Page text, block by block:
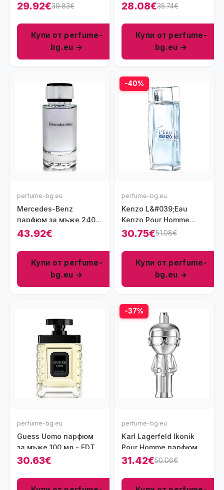
мл - EDT
29.92€39.83€
Купи от perfume-
bg.eu →
парфюм за мъже 60 мл
28.08€35.74€
Купи от perfume-
bg.eu →
perfume-bg.eu
Mercedes-Benz
парфюм за мъже 240
мл - EDT
43.92€
Купи от perfume-
bg.eu →
-40%
perfume-bg.eu
Kenzo L&#039;Eau
Kenzo Pour Homme
Hyper Wave парфюм за
30.75€51.08€
Купи от perfume-
bg.eu →
perfume-bg.eu
Guess Uomo парфюм
за мъже 100 мл - EDT
30.63€
-37%
perfume-bg.eu
Karl Lagerfeld Ikonik
Pour Homme парфюм
за мъже 100 мл - EDP
31.42€50.06€